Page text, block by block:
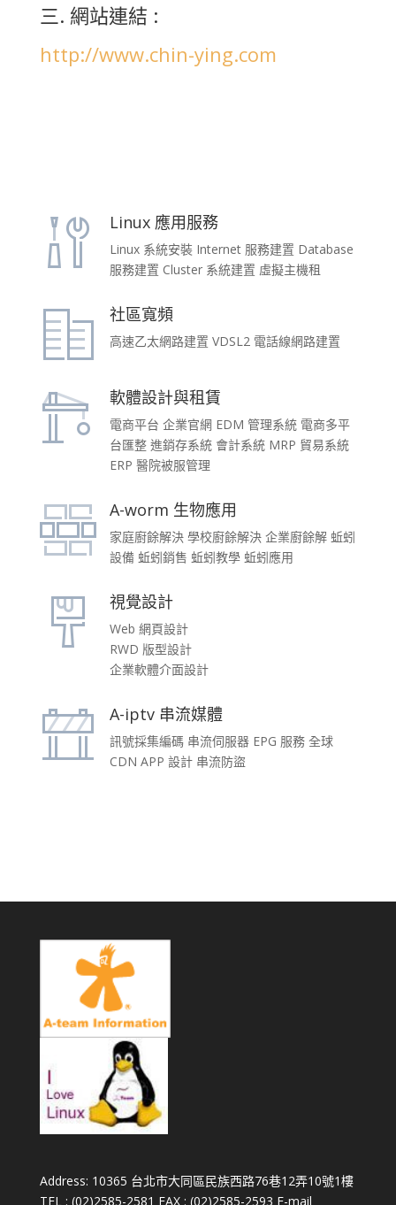
三. 網站連結 :
http://www.chin-ying.com
Linux 應用服務
Linux 系統安裝 Internet 服務建置 Database
服務建置 Cluster 系統建置 虛擬主機租
社區寬頻
高速乙太網路建置 VDSL2 電話線網路建置
軟體設計與租賃
電商平台 企業官網 EDM 管理系統 電商多平
台匯整 進銷存系統 會計系統 MRP 貿易系統
ERP 醫院被服管理
A-worm 生物應用
家庭廚餘解決 學校廚餘解決 企業廚餘解 蚯蚓
設備 蚯蚓銷售 蚯蚓教學 蚯蚓應用
視覺設計
Web 網頁設計
RWD 版型設計
企業軟體介面設計
A-iptv 串流媒體
訊號採集編碼 串流伺服器 EPG 服務 全球
CDN APP 設計 串流防盜
Address: 10365 台北市大同區民族西路76巷12弄10號1樓
TEL : (02)2585-2581 FAX : (02)2585-2593 E-mail